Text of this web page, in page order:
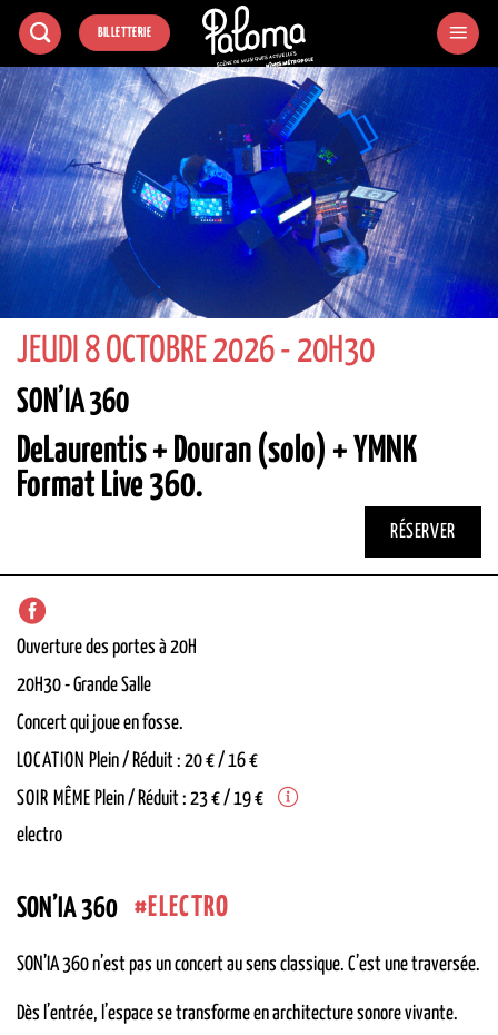
Passer
contenu
BILLETTERIE
JEUDI 8 OCTOBRE 2026 - 20H30
SON’IA 360
DeLaurentis + Douran (solo) + YMNK
Format Live 360.
RÉSERVER
Ouverture des portes à 20H
20H30-Grande Salle
Concert qui joue en fosse.
LOCATION Plein / Réduit : 20 € / 16 €
SOIR MÊME Plein / Réduit : 23 € / 19 €
electro
SON’IA 360 ELECTRO
SON’IA 360 n’est pas un concert au sens classique. C’est une traversée.
Dès l’entrée, l’espace se transforme en architecture sonore vivante.